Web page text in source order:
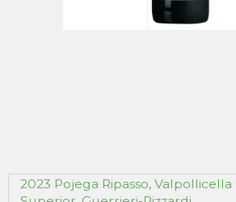
2023 Pojega Ripasso, Valpollicella